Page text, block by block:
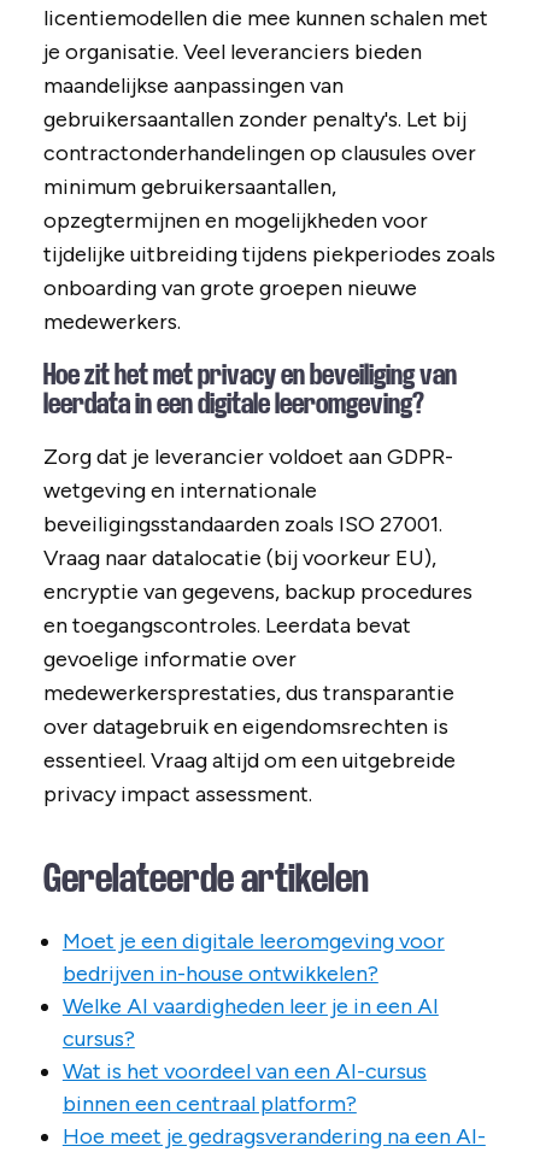
licentiemodellen die mee kunnen schalen met
je organisatie. Veel leveranciers bieden
maandelijkse aanpassingen van
gebruikersaantallen zonder penalty's. Let bij
contractonderhandelingen op clausules over
minimum gebruikersaantallen,
opzegtermijnen en mogelijkheden voor
tijdelijke uitbreiding tijdens piekperiodes zoals
onboarding van grote groepen nieuwe
medewerkers.
Hoe zit het met privacy en beveiliging van
leerdata in een digitale leeromgeving?
Zorg dat je leverancier voldoet aan GDPR-
wetgeving en internationale
beveiligingsstandaarden zoals ISO 27001.
Vraag naar datalocatie (bij voorkeur EU),
encryptie van gegevens, backup procedures
en toegangscontroles. Leerdata bevat
gevoelige informatie over
medewerkersprestaties, dus transparantie
over datagebruik en eigendomsrechten is
essentieel. Vraag altijd om een uitgebreide
privacy impact assessment.
Gerelateerde artikelen
Moet je een digitale leeromgeving voor
bedrijven in-house ontwikkelen?
Welke AI vaardigheden leer je in een AI
cursus?
Wat is het voordeel van een AI-cursus
binnen een centraal platform?
Hoe meet je gedragsverandering na een AI-